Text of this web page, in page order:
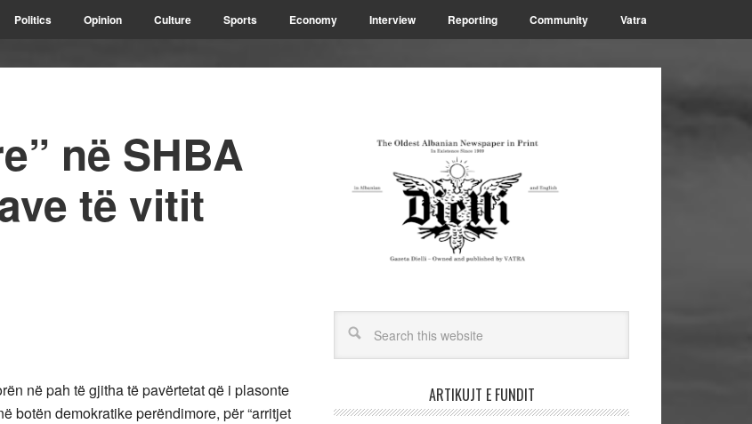
Politics Opinion Culture Sports Economy Interview Reporting Community Vatra
në SHBA
të vitit
në pah të gjitha të pavërtetat që i plasonte
botën demokratike perëndimore, për “arritjet
ARTIKUJT E FUNDIT